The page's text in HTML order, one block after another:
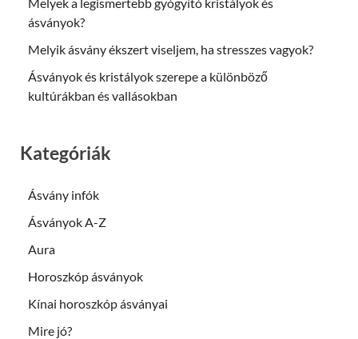
ásványok?
Melyik ásvány ékszert viseljem, ha stresszes vagyok?
Ásványok és kristályok szerepe a különböző
kultúrákban és vallásokban
Kategóriák
Ásvány infók
Ásványok A-Z
Aura
Horoszkóp ásványok
Kínai horoszkóp ásványai
Mire jó?